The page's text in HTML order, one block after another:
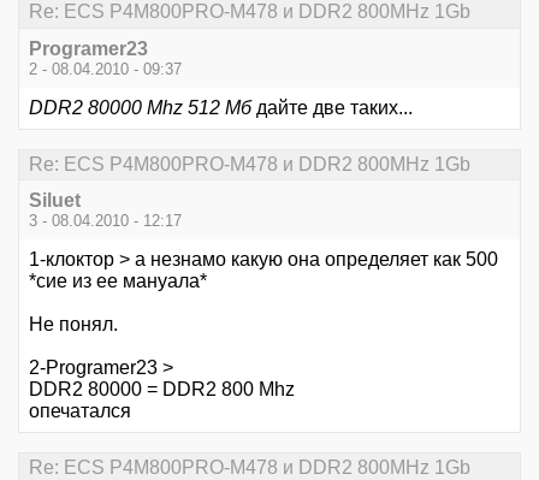
Re: ECS P4M800PRO-M478 и DDR2 800MHz 1Gb
Programer23
2 - 08.04.2010 - 09:37
DDR2 80000 Mhz 512 Мбдайте две таких...
Re: ECS P4M800PRO-M478 и DDR2 800MHz 1Gb
Siluet
3 - 08.04.2010 - 12:17
1-клоктор > а незнамо какую она определяет как 500
*сие из ее мануала*
Не понял.
2-Programer23 >
DDR2 80000 = DDR2 800 Mhz
опечатался
Re: ECS P4M800PRO-M478 и DDR2 800MHz 1Gb